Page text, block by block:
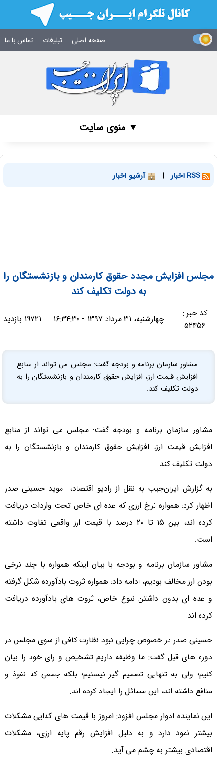
صفحه اصلی تبلیغات تماس با ما
▼ منوی سایت
| آرشیو اخبار
مجلس افزایش مجدد حقوق کارمندان و بازنشستگان را
به دولت تکلیف کند
کد خبر :
۵۲۴۵۶
چهارشنبه، ۳۱ مرداد ۱۳۹۷ - ۱۶:۳۴:۳۰ ۱۹۷۲۱ بازدید
مشاور سازمان برنامه و بودجه گفت: مجلس می تواند از منابع
افزایش قیمت ارز، افزایش حقوق کارمندان و بازنشستگان را به
دولت تکلیف کند.
مشاور سازمان برنامه و بودجه گفت: مجلس می تواند از منابع
افزایش قیمت ارز، افزایش حقوق کارمندان و بازنشستگان را به
دولت تکلیف کند.
به گزارش ایران‌جیب به نقل از رادیو اقتصاد، موید حسینی صدر
اظهار کرد: همواره نرخ ارزی که عده ای خاص تحت واردات دریافت
کرده اند، بین ۱۵ تا ۲۰ درصد با قیمت ارز واقعی تفاوت داشته
است.
مشاور سازمان برنامه و بودجه با بیان اینکه همواره با چند نرخی
بودن ارز مخالف بودیم، ادامه داد: همواره ثروت بادآورده شکل گرفته
و عده ای بدون داشتن نبوغ خاص، ثروت های بادآورده دریافت
کرده اند.
حسینی صدر در خصوص چرایی نبود نظارت کافی از سوی مجلس در
دوره های قبل گفت: ما وظیفه داریم تشخیص و رای خود را بیان
کنیم؛ ولی به تنهایی تصمیم گیر نیستیم؛ بلکه جمعی که نفوذ و
منافع داشته اند، این مسائل را ایجاد کرده اند.
این نماینده ادوار مجلس افزود: امروز با قیمت های کذایی مشکلات
بیشتر نمود دارد و به دلیل افزایش رقم پایه ارزی، مشکلات
اقتصادی بیشتر به چشم می آید.